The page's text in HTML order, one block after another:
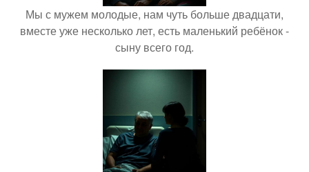
Мы с мужем молодые, нам чуть больше двадцати,
вместе уже несколько лет, есть маленький ребёнок -
сыну всего год.